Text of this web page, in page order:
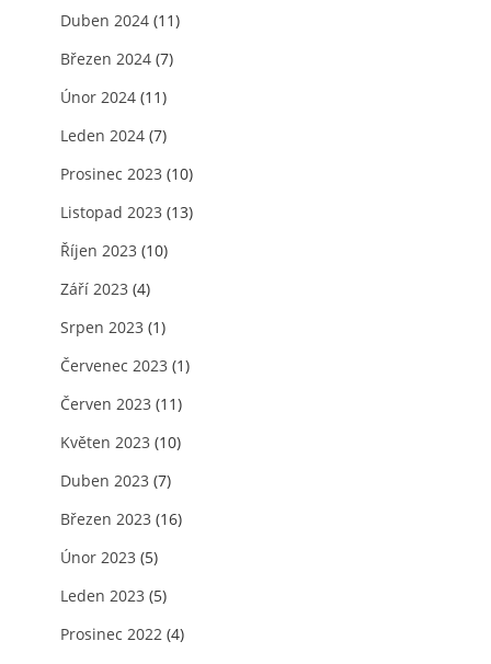
Duben 2024 (11)
Březen 2024 (7)
Únor 2024 (11)
Leden 2024 (7)
Prosinec 2023 (10)
Listopad 2023 (13)
Říjen 2023 (10)
Září 2023 (4)
Srpen 2023 (1)
Červenec 2023 (1)
Červen 2023 (11)
Květen 2023 (10)
Duben 2023 (7)
Březen 2023 (16)
Únor 2023 (5)
Leden 2023 (5)
Prosinec 2022 (4)